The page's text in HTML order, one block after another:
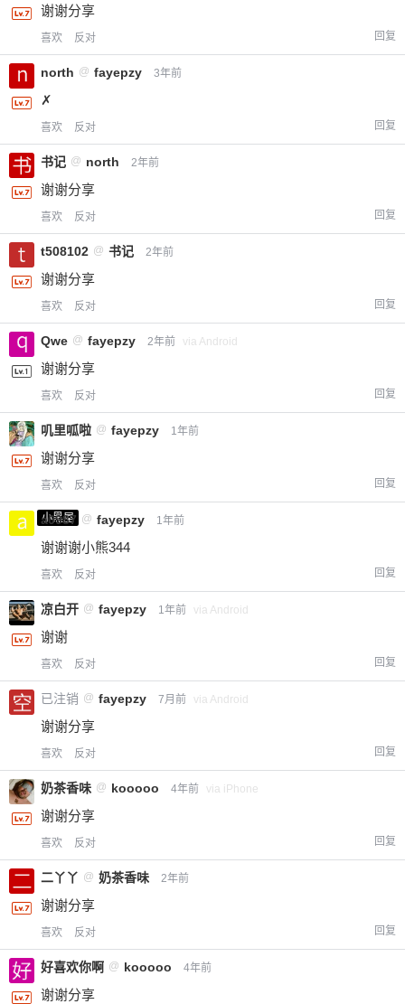
谢谢分享
喜欢 反对 回复
north @ fayepzy 3年前
✗
喜欢 反对 回复
书记 @ north 2年前
谢谢分享
喜欢 反对 回复
t508102 @ 书记 2年前
谢谢分享
喜欢 反对 回复
Qwe @ fayepzy 2年前 via Android
谢谢分享
喜欢 反对 回复
叽里呱啦 @ fayepzy 1年前
谢谢分享
喜欢 反对 回复
小黑屋
a0987 @ fayepzy 1年前
谢谢谢小熊344
喜欢 反对 回复
凉白开 @ fayepzy 1年前 via Android
谢谢
喜欢 反对 回复
已注销 @ fayepzy 7月前 via Android
谢谢分享
喜欢 反对 回复
奶茶香味 @ kooooo 4年前 via iPhone
谢谢分享
喜欢 反对 回复
二丫丫 @ 奶茶香味 2年前
谢谢分享
喜欢 反对 回复
好喜欢你啊 @ kooooo 4年前
谢谢分享